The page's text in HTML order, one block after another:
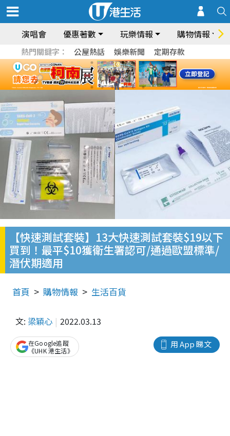
演唱會 優惠著數 玩樂情報 購物情報
熱門關鍵字： 公屋熱話 娛樂新聞 定期存款
【快速測試套裝】13大快速測試套裝$19以下
買到！最平$10獲衛生署認可/通過歐盟標準/
潛伏期適用
首頁 購物情報 生活百貨
文: 梁穎心 2022.03.13
用 App 睇文
在Google追蹤
《UHK 港生活》